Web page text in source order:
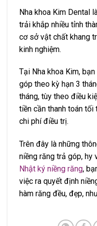
Nha khoa Kim Dental
trải khắp nhiều tỉnh
cơ sở vật chất khang
kinh nghiệm.
Tại Nha khoa Kim,
góp theo kỳ hạn 3
tháng, tùy theo điều
tiền cần thanh toán
chi phí điều trị.
Trên đây là những
niềng răng trả góp, hy
Nhật ký niềng răng,
việc ra quyết định
hàm răng đều, đẹp,